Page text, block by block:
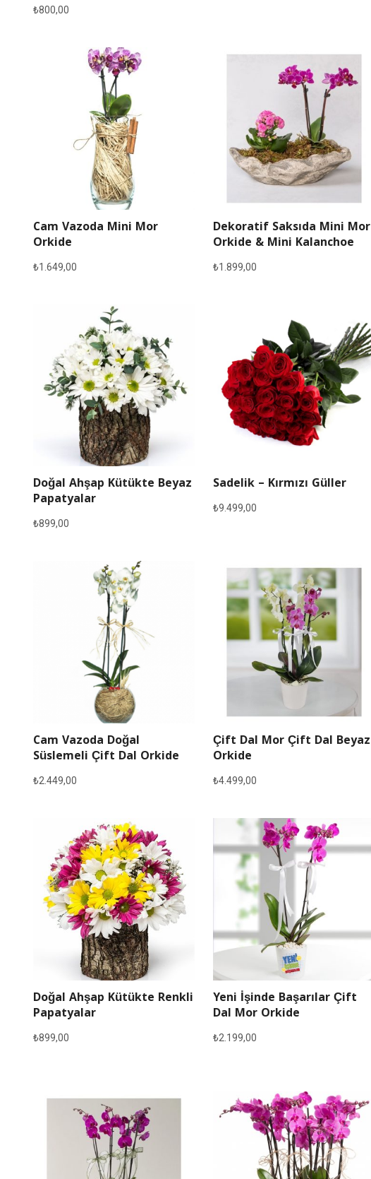
₺800,00
Cam Vazoda Mini Mor
Orkide
₺1.649,00
Dekoratif Saksıda Mini Mor
Orkide & Mini Kalanchoe
₺1.899,00
Doğal Ahşap Kütükte Beyaz
Papatyalar
₺899,00
Sadelik – Kırmızı Güller
₺9.499,00
Cam Vazoda Doğal
Süslemeli Çift Dal Orkide
₺2.449,00
Çift Dal Mor Çift Dal Beyaz
Orkide
₺4.499,00
Doğal Ahşap Kütükte Renkli
Papatyalar
₺899,00
Yeni İşinde Başarılar Çift
Dal Mor Orkide
₺2.199,00